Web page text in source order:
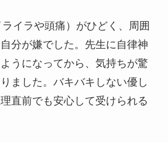
イラや頭痛）がひどく、周囲
分が嫌でした。先生に自律神
うになってから、気持ちが驚
ました。バキバキしない優し
直前でも安心して受けられる